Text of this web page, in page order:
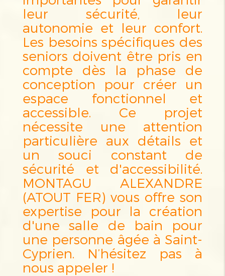
leur sécurité, leur
autonomie et leur confort.
Les besoins spécifiques des
seniors doivent être pris en
compte dès la phase de
conception pour créer un
espace fonctionnel et
accessible. Ce projet
nécessite une attention
particulière aux détails et
un souci constant de
sécurité et d'accessibilité.
MONTAGU ALEXANDRE
(ATOUT FER) vous offre son
expertise pour la création
d'une salle de bain pour
une personne âgée à Saint-
Cyprien. N’hésitez pas à
nous appeler !